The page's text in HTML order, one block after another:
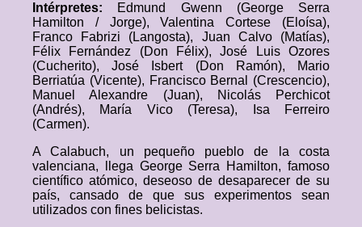
Intérpretes:
Edmund Gwenn (George Serra
Hamilton / Jorge), Valentina Cortese (Eloísa),
Franco Fabrizi (Langosta), Juan Calvo (Matías),
Félix Fernández (Don Félix), José Luis Ozores
(Cucherito), José Isbert (Don Ramón), Mario
Berriatúa (Vicente), Francisco Bernal (Crescencio),
Manuel Alexandre (Juan), Nicolás Perchicot
(Andrés), María Vico (Teresa), Isa Ferreiro
(Carmen).
A Calabuch, un pequeño pueblo de la costa
valenciana, llega George Serra Hamilton, famoso
científico atómico, deseoso de desaparecer de su
país, cansado de que sus experimentos sean
utilizados con fines belicistas.